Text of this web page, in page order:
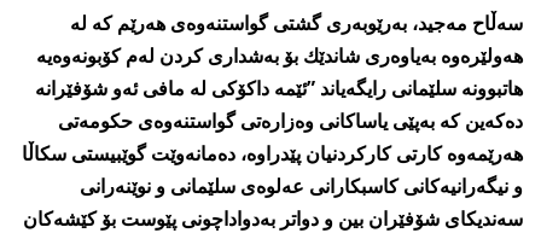
سه‌ڵاح مه‌جید، به‌رێوبه‌ری گشتی گواستنه‌وه‌ی هه‌رێم كه‌ له‌
هه‌ولێره‌وه‌ به‌یاوه‌ری شاندێك بۆ به‌شداری كردن له‌م كۆبونه‌وه‌یه‌
هاتبوونه‌ سلێمانی رایگه‌یاند ”ئێمه‌ داكۆكی له‌ مافی ئه‌و شۆفێرانه‌
ده‌كه‌ین كه‌ به‌پێی یاساكانی وه‌زاره‌تی گواستنه‌وه‌ی حكومه‌تی
هه‌رێمه‌وه‌ كارتی كاركردنیان پێدراوه‌، ده‌مانه‌وێت گوێبیستی سكاڵا
و نیگه‌رانیه‌كانی كاسبكارانی عه‌لوه‌ی سلێمانی و نوێنه‌رانی
سه‌ندیكای شۆفێران بین و دواتر به‌دواداچونی پێوست بۆ كێشه‌كان